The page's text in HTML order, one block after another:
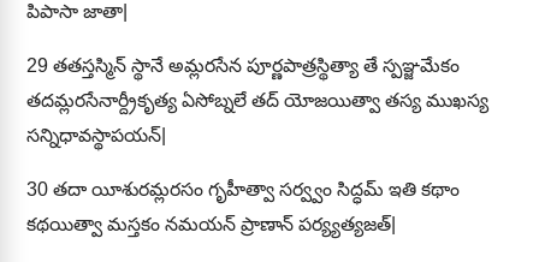
పిపాసా జాతా|
29 తతస్తస్మిన్ స్థానే అమ్లరసేన పూర్ణపాత్రస్థిత్యా తే స్పఞ్జమేకం
తదమ్లరసేనార్ద్రీకృత్య ఏసోబ్నలే తద్ యోజయిత్వా తస్య ముఖస్య
సన్నిధావస్థాపయన్|
30 తదా యీశురమ్లరసం గృహీత్వా సర్వ్వం సిద్ధమ్ ఇతి కథాం
కథయిత్వా మస్తకం నమయన్ ప్రాణాన్ పర్య్యత్యజత్|